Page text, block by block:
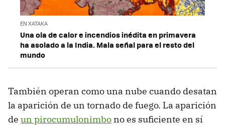
EN XATAKA
Una ola de calor e incendios inédita en primavera
ha asolado a la India. Mala señal para el resto del
mundo
También operan como una nube cuando desatan
la aparición de un tornado de fuego. La aparición
de un pirocumulonimbo no es suficiente en sí